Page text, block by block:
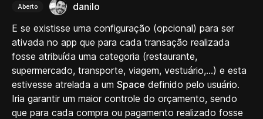
Aberto
danilo
E se existisse uma configuração (opcional) para ser
ativada no app que para cada transação realizada
fosse atribuída uma categoria (restaurante,
supermercado, transporte, viagem, vestuário,...) e esta
estivesse atrelada a um Space definido pelo usuário.
Iria garantir um maior controle do orçamento, sendo
que para cada compra ou pagamento realizado fosse